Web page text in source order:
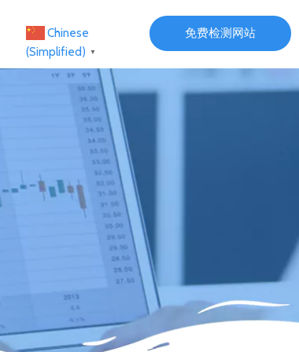
Chinese
(Simplified)
▼
免费检测网站